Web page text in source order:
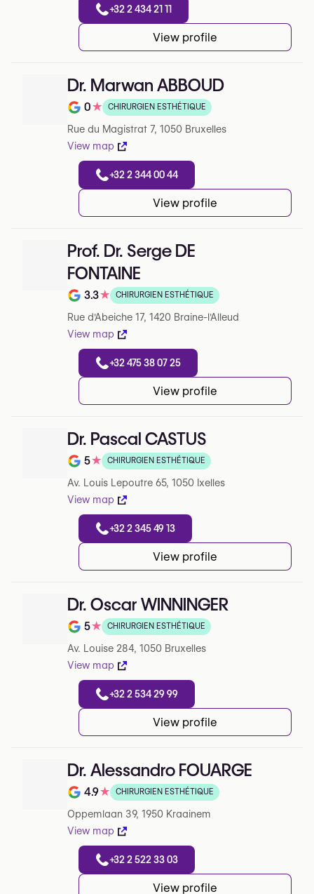
+32 2 434 21 11
View profile
Dr. Marwan ABBOUD
Note de 0 sur 5 sur Google
0★ CHIRURGIEN ESTHÉTIQUE
Rue du Magistrat 7, 1050 Bruxelles
View map
+32 2 344 00 44
View profile
Prof. Dr. Serge DE
FONTAINE
Note de 3.3 sur 5 sur Google
3.3★ CHIRURGIEN ESTHÉTIQUE
Rue d'Abeiche 17, 1420 Braine-l'Alleud
View map
+32 475 38 07 25
View profile
Dr. Pascal CASTUS
Note de 5 sur 5 sur Google
5★ CHIRURGIEN ESTHÉTIQUE
Av. Louis Lepoutre 65, 1050 Ixelles
View map
+32 2 345 49 13
View profile
Dr. Oscar WINNINGER
Note de 5 sur 5 sur Google
5★ CHIRURGIEN ESTHÉTIQUE
Av. Louise 284, 1050 Bruxelles
View map
+32 2 534 29 99
View profile
Dr. Alessandro FOUARGE
Note de 4.9 sur 5 sur Google
4.9★ CHIRURGIEN ESTHÉTIQUE
Oppemlaan 39, 1950 Kraainem
View map
+32 2 522 33 03
View profile